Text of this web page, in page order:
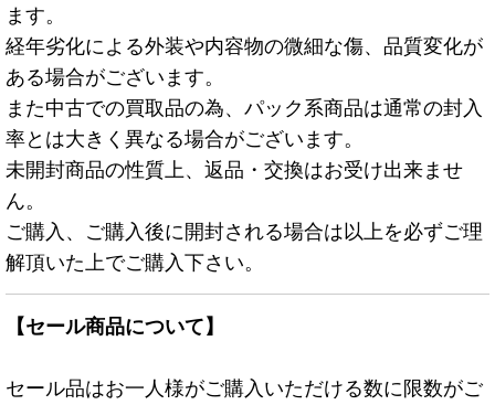
ます。
経年劣化による外装や内容物の微細な傷、品質変化が
ある場合がございます。
また中古での買取品の為、パック系商品は通常の封入
率とは大きく異なる場合がございます。
未開封商品の性質上、返品・交換はお受け出来ませ
ん。
ご購入、ご購入後に開封される場合は以上を必ずご理
解頂いた上でご購入下さい。
【セール商品について】
セール品はお一人様がご購入いただける数に限数がご